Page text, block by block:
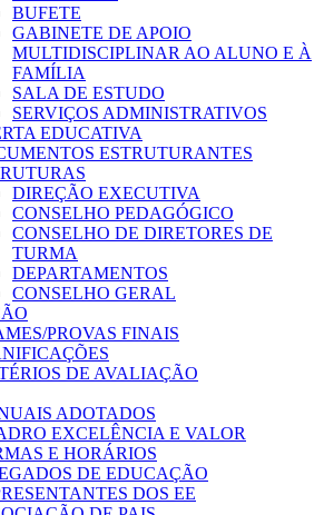
BUFETE
GABINETE DE APOIO
MULTIDISCIPLINAR AO ALUNO E À
FAMÍLIA
SALA DE ESTUDO
SERVIÇOS ADMINISTRATIVOS
EDUCATIVA
ESTRUTURANTES
DIREÇÃO EXECUTIVA
CONSELHO PEDAGÓGICO
CONSELHO DE DIRETORES DE
TURMA
DEPARTAMENTOS
CONSELHO GERAL
PROVAS FINAIS
DE AVALIAÇÃO
ADOTADOS
EXCELÊNCIA E VALOR
E HORÁRIOS
DE EDUCAÇÃO
DOS EE